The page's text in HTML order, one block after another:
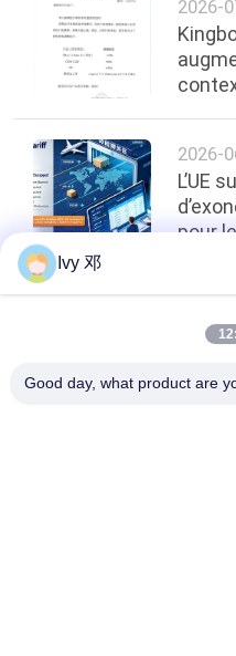
2026-
2026-
L’UE
pour
Ivy 邓
Good day, what product are